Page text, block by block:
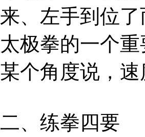
来、左手到位
太极拳的一个
某个角度说，
二、练拳四要